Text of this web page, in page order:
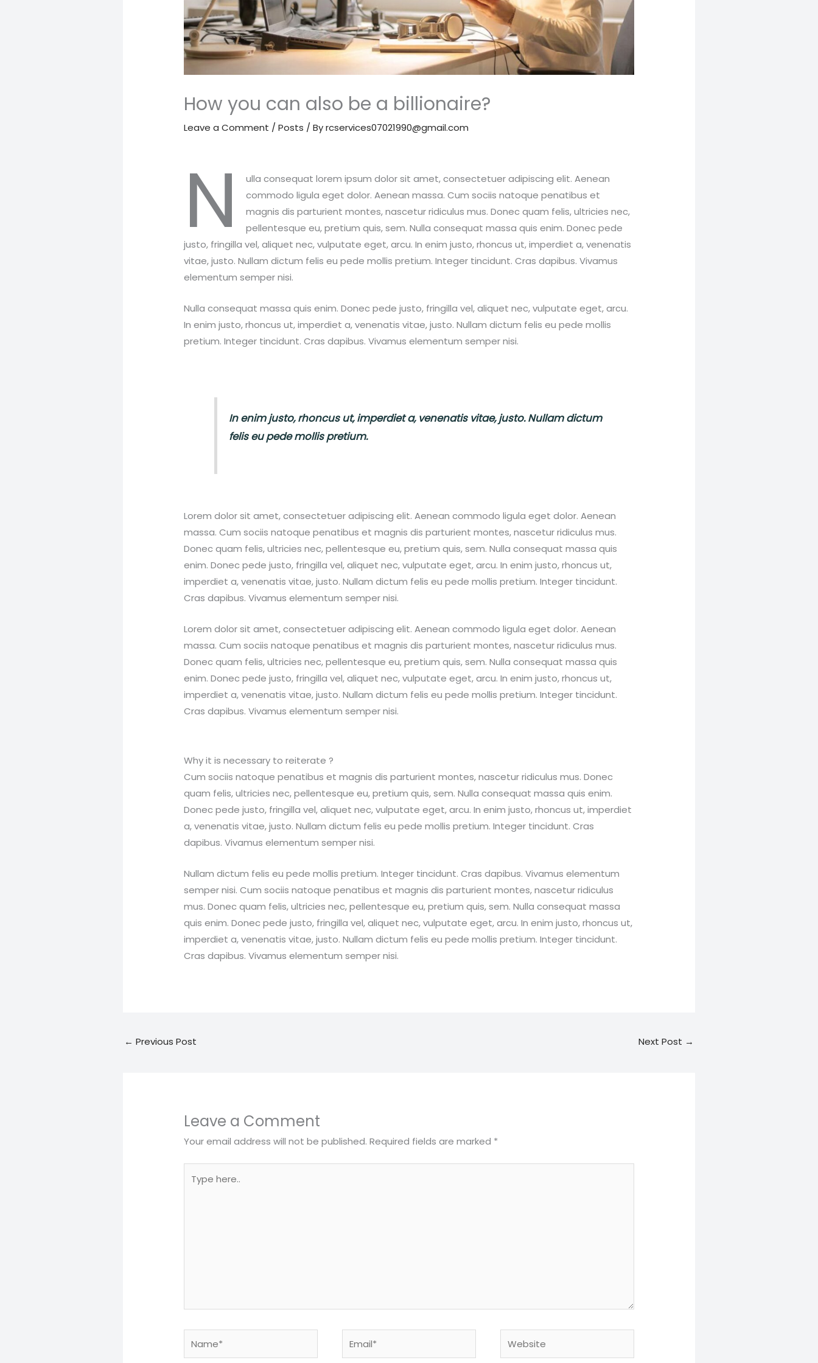
How you can also be a billionaire?
Leave a Comment /Posts / Byrcservices07021990@gmail.com
N
ulla consequat lorem ipsum dolor sit amet, consectetuer adipiscing elit. Aenean
commodo ligula eget dolor. Aenean massa. Cum sociis natoque penatibus et
magnis dis parturient montes, nascetur ridiculus mus. Donec quam felis, ultricies nec,
pellentesque eu, pretium quis, sem. Nulla consequat massa quis enim. Donec pede
justo, fringilla vel, aliquet nec, vulputate eget, arcu. In enim justo, rhoncus ut, imperdiet a, venenatis
vitae, justo. Nullam dictum felis eu pede mollis pretium. Integer tincidunt. Cras dapibus. Vivamus
elementum semper nisi.
Nulla consequat massa quis enim. Donec pede justo, fringilla vel, aliquet nec, vulputate eget, arcu.
In enim justo, rhoncus ut, imperdiet a, venenatis vitae, justo. Nullam dictum felis eu pede mollis
pretium. Integer tincidunt. Cras dapibus. Vivamus elementum semper nisi.
In enim justo, rhoncus ut, imperdiet a, venenatis vitae, justo. Nullam dictum
felis eu pede mollis pretium.
Lorem dolor sit amet, consectetuer adipiscing elit. Aenean commodo ligula eget dolor. Aenean
massa. Cum sociis natoque penatibus et magnis dis parturient montes, nascetur ridiculus mus.
Donec quam felis, ultricies nec, pellentesque eu, pretium quis, sem. Nulla consequat massa quis
enim. Donec pede justo, fringilla vel, aliquet nec, vulputate eget, arcu. In enim justo, rhoncus ut,
imperdiet a, venenatis vitae, justo. Nullam dictum felis eu pede mollis pretium. Integer tincidunt.
Cras dapibus. Vivamus elementum semper nisi.
Lorem dolor sit amet, consectetuer adipiscing elit. Aenean commodo ligula eget dolor. Aenean
massa. Cum sociis natoque penatibus et magnis dis parturient montes, nascetur ridiculus mus.
Donec quam felis, ultricies nec, pellentesque eu, pretium quis, sem. Nulla consequat massa quis
enim. Donec pede justo, fringilla vel, aliquet nec, vulputate eget, arcu. In enim justo, rhoncus ut,
imperdiet a, venenatis vitae, justo. Nullam dictum felis eu pede mollis pretium. Integer tincidunt.
Cras dapibus. Vivamus elementum semper nisi.
Why it is necessary to reiterate ?
Cum sociis natoque penatibus et magnis dis parturient montes, nascetur ridiculus mus. Donec
quam felis, ultricies nec, pellentesque eu, pretium quis, sem. Nulla consequat massa quis enim.
Donec pede justo, fringilla vel, aliquet nec, vulputate eget, arcu. In enim justo, rhoncus ut, imperdiet
a, venenatis vitae, justo. Nullam dictum felis eu pede mollis pretium. Integer tincidunt. Cras
dapibus. Vivamus elementum semper nisi.
Nullam dictum felis eu pede mollis pretium. Integer tincidunt. Cras dapibus. Vivamus elementum
semper nisi. Cum sociis natoque penatibus et magnis dis parturient montes, nascetur ridiculus
mus. Donec quam felis, ultricies nec, pellentesque eu, pretium quis, sem. Nulla consequat massa
quis enim. Donec pede justo, fringilla vel, aliquet nec, vulputate eget, arcu. In enim justo, rhoncus ut,
imperdiet a, venenatis vitae, justo. Nullam dictum felis eu pede mollis pretium. Integer tincidunt.
Cras dapibus. Vivamus elementum semper nisi.
← Previous Post Next Post →
Leave a Comment
Your email address will not be published. Required fields are marked *
here..